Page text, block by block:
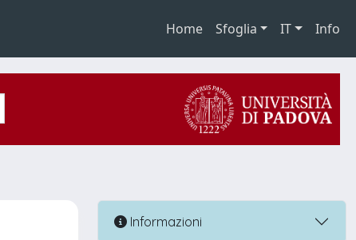
Home Sfoglia IT Info
Informazioni